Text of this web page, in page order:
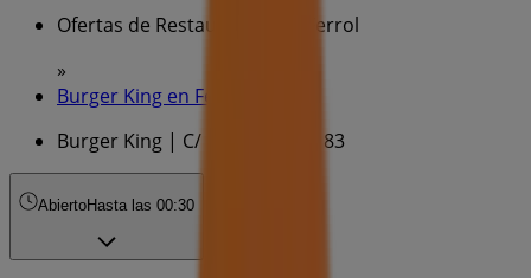
Ofertas de Restauración en Ferrol
»
Burger King en Ferrol
Burger King | C/ 5 G Gandara 83
AbiertoHasta las 00:30